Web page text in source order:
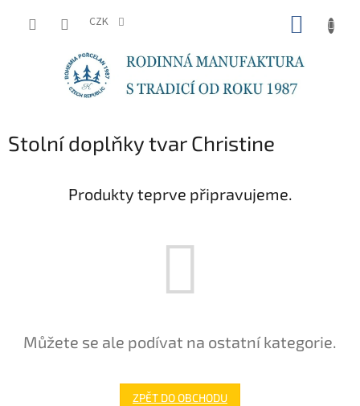
CZK
Stolní doplňky tvar Christine
Produkty teprve připravujeme.
Můžete se ale podívat na ostatní kategorie.
ZPĚT DO OBCHODU